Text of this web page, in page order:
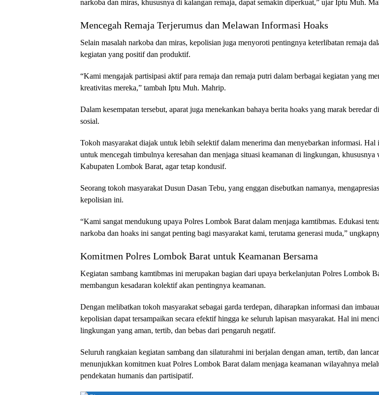
narkoba dan miras, khususnya di kalangan remaja, dapat semakin diperkuat,” ujar Iptu Muh.
Mencegah Remaja Terjerumus dan Melawan Informasi Hoaks
Selain masalah narkoba dan miras, kepolisian juga menyoroti pentingnya keterlibatan remaja
kegiatan yang positif dan produktif.
“Kami mengajak partisipasi aktif para remaja dan remaja putri dalam berbagai kegiatan yang
kreativitas mereka,” tambah Iptu Muh. Mahrip.
Dalam kesempatan tersebut, aparat juga menekankan bahaya berita hoaks yang marak beredar
sosial.
Tokoh masyarakat diajak untuk lebih selektif dalam menerima dan menyebarkan informasi. Hal
untuk mencegah timbulnya keresahan dan menjaga situasi keamanan di lingkungan, khususnya
Kabupaten Lombok Barat, agar tetap kondusif.
Seorang tokoh masyarakat Dusun Dasan Tebu, yang enggan disebutkan namanya,
kepolisian ini.
“Kami sangat mendukung upaya Polres Lombok Barat dalam menjaga kamtibmas. Edukasi
narkoba dan hoaks ini sangat penting bagi masyarakat kami, terutama generasi muda,”
Komitmen Polres Lombok Barat untuk Keamanan Bersama
Kegiatan sambang kamtibmas ini merupakan bagian dari upaya berkelanjutan Polres Lombok
membangun kesadaran kolektif akan pentingnya keamanan.
Dengan melibatkan tokoh masyarakat sebagai garda terdepan, diharapkan informasi dan
kepolisian dapat tersampaikan secara efektif hingga ke seluruh lapisan masyarakat. Hal ini
lingkungan yang aman, tertib, dan bebas dari pengaruh negatif.
Seluruh rangkaian kegiatan sambang dan silaturahmi ini berjalan dengan aman, tertib, dan
menunjukkan komitmen kuat Polres Lombok Barat dalam menjaga keamanan wilayahnya
pendekatan humanis dan partisipatif.